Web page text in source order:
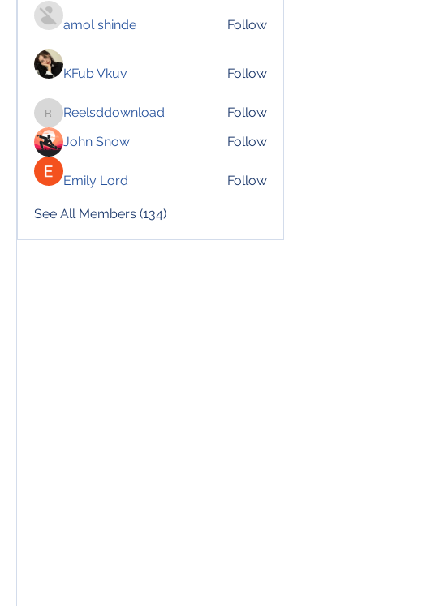
amol shinde Follow
KFub Vkuv Follow
Reelsddownload
Reelsddownload
Follow
John Snow
Follow
Emily Lord Follow
See All Members (134)